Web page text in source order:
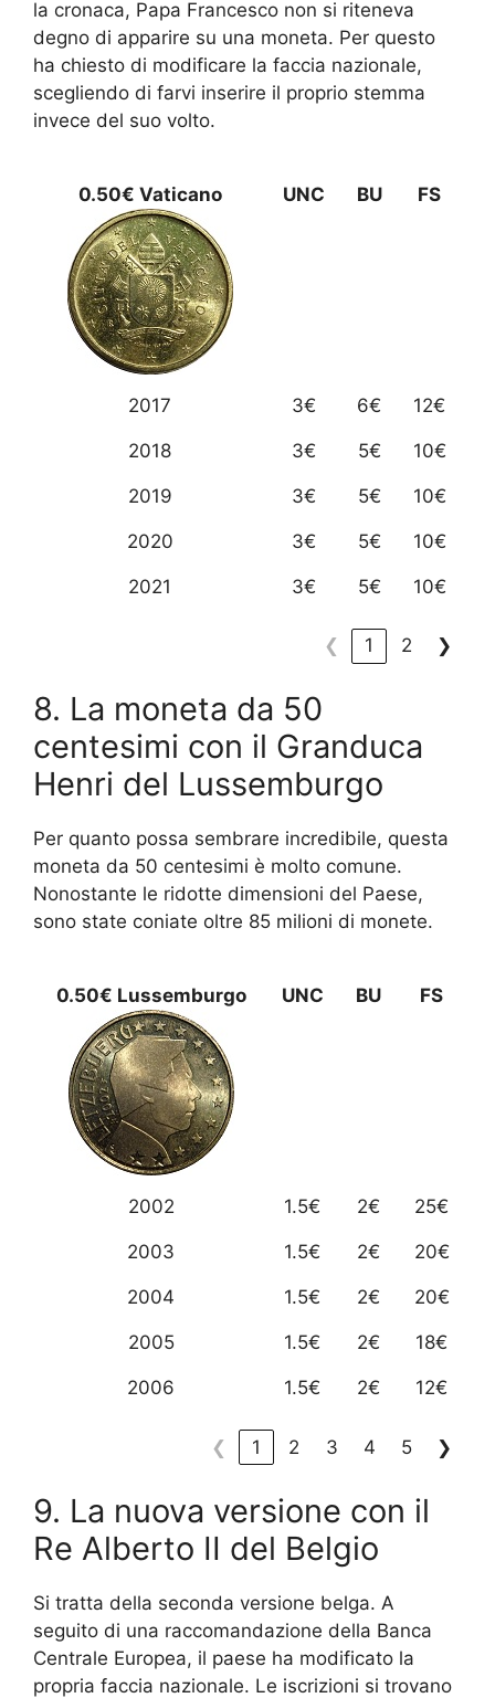
la cronaca, Papa Francesco non si riteneva
degno di apparire su una moneta. Per questo
ha chiesto di modificare la faccia nazionale,
scegliendo di farvi inserire il proprio stemma
invece del suo volto.
0.50€ Vaticano UNC BU FS
2017 3€ 6€ 12€
2018 3€ 5€ 10€
2019 3€ 5€ 10€
2020 3€ 5€ 10€
2021 3€ 5€ 10€
❮ 1 2 ❯
8. La moneta da 50
centesimi con il Granduca
Henri del Lussemburgo
Per quanto possa sembrare incredibile, questa
moneta da 50 centesimi è molto comune.
Nonostante le ridotte dimensioni del Paese,
sono state coniate oltre 85 milioni di monete.
0.50€ Lussemburgo UNC BU FS
2002 1.5€ 2€ 25€
2003 1.5€ 2€ 20€
2004 1.5€ 2€ 20€
2005 1.5€ 2€ 18€
2006 1.5€ 2€ 12€
❮ 1 2 3 4 5 ❯
9. La nuova versione con il
Re Alberto II del Belgio
Si tratta della seconda versione belga. A
seguito di una raccomandazione della Banca
Centrale Europea, il paese ha modificato la
propria faccia nazionale. Le iscrizioni si trovano